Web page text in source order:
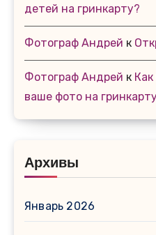
детей на гринкарту?
Фотограф Андрей к
Фотограф Андрей к
ваше фото на
Архивы
Январь 2026